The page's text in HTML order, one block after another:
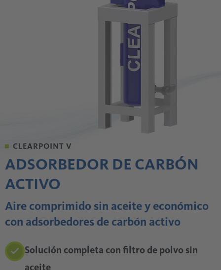
CLEARPOINT V
ADSORBEDOR DE CARBÓN
ACTIVO
Aire comprimido sin aceite y económico
con adsorbedores de carbón activo
Solución completa con filtro de polvo sin
aceite